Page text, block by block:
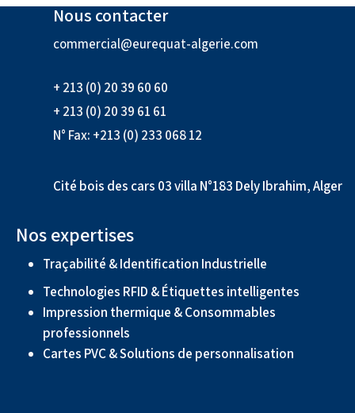
Nous contacter
commercial@eurequat-algerie.com
+ 213 (0) 20 39 60 60
+ 213 (0) 20 39 61 61
N° Fax: +213 (0) 233 068 12
Cité bois des cars 03 villa N°183 Dely Ibrahim, Alger
Nos expertises
Traçabilité & Identification Industrielle
Technologies RFID & Étiquettes intelligentes
Impression thermique & Consommables
professionnels
Cartes PVC & Solutions de personnalisation